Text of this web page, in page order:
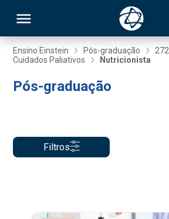
Ensino Einstein Pós-graduação
272
Cuidados Paliativos
Nutricionista
Pós-graduação
Filtros